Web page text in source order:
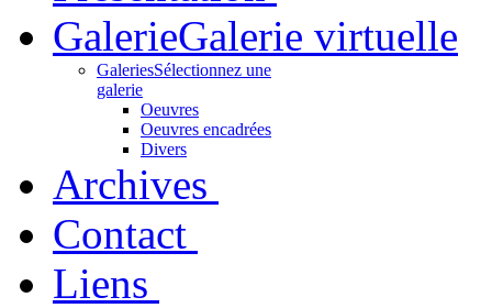
GalerieGalerie virtuelle
GaleriesSélectionnez une
galerie
Oeuvres
Oeuvres encadrées
Divers
Archives
Contact
Liens